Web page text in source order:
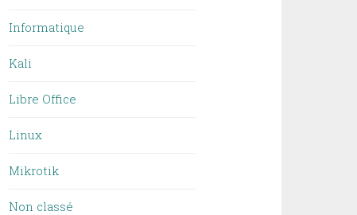
Informatique
Kali
Libre Office
Linux
Mikrotik
Non classé